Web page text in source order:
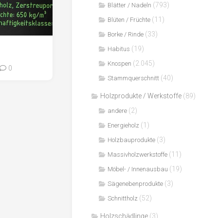
0
Blätter / Nadeln (793)
Blüten / Früchte (11)
Borke / Rinde (33)
Habitus (19)
Knospen (2.045)
Stammquerschnitt (40)
Holzprodukte / Werkstoffe (89)
andere (2)
Energieholz (1)
Holzbauprodukte (3)
Massivholzwerkstoffe (11)
Möbel- / Innenausbau (19)
Sägenebenprodukte (3)
Schnittholz (52)
Holzschädlinge (3)